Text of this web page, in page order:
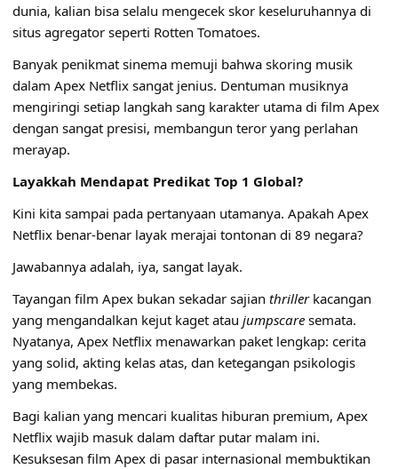
dunia, kalian bisa selalu mengecek skor keseluruhannya di
situs agregator seperti Rotten Tomatoes.
Banyak penikmat sinema memuji bahwa skoring musik
dalam Apex Netflix sangat jenius. Dentuman musiknya
mengiringi setiap langkah sang karakter utama di film Apex
dengan sangat presisi, membangun teror yang perlahan
merayap.
Layakkah Mendapat Predikat Top 1 Global?
Kini kita sampai pada pertanyaan utamanya. Apakah Apex
Netflix benar-benar layak merajai tontonan di 89 negara?
Jawabannya adalah, iya, sangat layak.
Tayangan film Apex bukan sekadar sajian thrillerkacangan
yang mengandalkan kejut kaget atau jumpscare semata.
Nyatanya, Apex Netflix menawarkan paket lengkap: cerita
yang solid, akting kelas atas, dan ketegangan psikologis
yang membekas.
Bagi kalian yang mencari kualitas hiburan premium, Apex
Netflix wajib masuk dalam daftar putar malam ini.
Kesuksesan film Apex di pasar internasional membuktikan